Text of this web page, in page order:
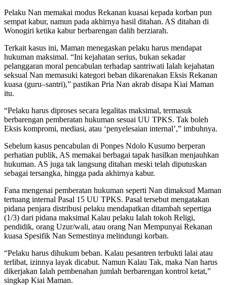
Pelaku Nan memakai modus Rekanan kuasai kepada korban pun
sempat kabur, namun pada akhirnya hasil ditahan. AS ditahan di
Wonogiri ketika kabur berbarengan dalih berziarah.
Terkait kasus ini, Maman menegaskan pelaku harus mendapat
hukuman maksimal. “Ini kejahatan serius, bukan sekadar
pelanggaran moral pencabulan terhadap santriwati Ialah kejahatan
seksual Nan memasuki kategori beban dikarenakan Eksis Rekanan
kuasa (guru–santri),” pastikan Pria Nan akrab disapa Kiai Maman
itu.
“Pelaku harus diproses secara legalitas maksimal, termasuk
berbarengan pemberatan hukuman sesuai UU TPKS. Tak boleh
Eksis kompromi, mediasi, atau ‘penyelesaian internal’,” imbuhnya.
Sebelum kasus pencabulan di Ponpes Ndolo Kusumo berperan
perhatian publik, AS memakai berbagai tapak hasilkan menjauhkan
hukuman. AS juga tak langsung ditahan meski telah diputuskan
sebagai tersangka, hingga pada akhirnya kabur.
Fana mengenai pemberatan hukuman seperti Nan dimaksud Maman
tertuang internal Pasal 15 UU TPKS. Pasal tersebut mengatakan
pidana penjara distribusi pelaku mendapatkan ditambah sepertiga
(1/3) dari pidana maksimal Kalau pelaku Ialah tokoh Religi,
pendidik, orang Uzur/wali, atau orang Nan Mempunyai Rekanan
kuasa Spesifik Nan Semestinya melindungi korban.
“Pelaku harus dihukum beban. Kalau pesantren terbukti lalai atau
terlibat, izinnya layak dicabut. Namun Kalau Tak, maka Nan harus
dikerjakan Ialah pembenahan jumlah berbarengan kontrol ketat,”
singkap Kiai Maman.